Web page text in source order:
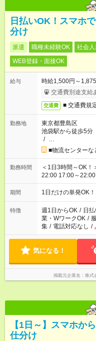
日払いOK！スマホ
分け
派遣 職種未経験OK 社会
WEB登録・面接OK
給与
時給1,500円～
交通費別途支給
交通費 ■ 交通費規
勤務地
東京都豊島区
池袋駅から徒歩5分
/ …
■物流センター
勤務時間
＜1日3時間～OK！＞ ▼ 例えば… ▼ 15:00～18:00
22:00 17:00～22:00 など こちら以外の時間もお気
ださい！
期間 1日だけの単発OK
特徴 週1日からOK / 日
業・WワークOK /
集 / 電話対応なし /
気になる！
掲載元企業名 株式
【1日～】スマホか
仕分け